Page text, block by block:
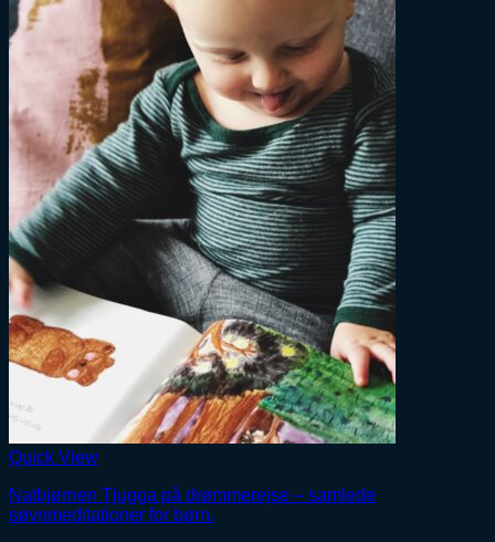
Quick View
Natbjørnen Tjugga på drømmerejse – samlede
søvnmeditationer for børn.